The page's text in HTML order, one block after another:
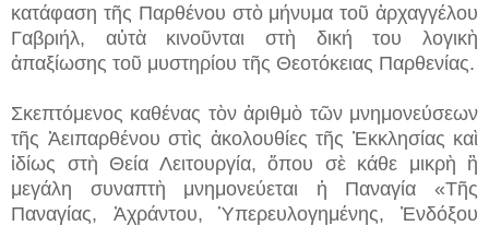
κατάφαση τῆς Παρθένου στὸ μήνυμα τοῦ ἀρχαγγέλου
Γαβριήλ, αὐτὰ κινοῦνται στὴ δική του λογικὴ
ἀπαξίωσης τοῦ μυστηρίου τῆς Θεοτόκειας Παρθενίας.
Σκεπτόμενος καθένας τὸν ἀριθμὸ τῶν μνημονεύσεων
τῆς Ἀειπαρθένου στὶς ἀκολουθίες τῆς Ἐκκλησίας καὶ
ἰδίως στὴ Θεία Λειτουργία, ὅπου σὲ κάθε μικρὴ ἢ
μεγάλη συναπτὴ μνημονεύεται ἡ Παναγία «Τῆς
Παναγίας, Ἀχράντου, Ὑπερευλογημένης, Ἐνδόξου